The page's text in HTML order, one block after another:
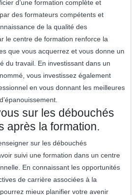
d’une formation complète et
des formateurs compétents et
de la qualité des
le centre de formation renforce la
que vous acquerrez et vous donne un
du travail. En investissant dans un
vous investissez également
en vous donnant les meilleures
sur les débouchés
après la formation.
sur les débouchés
suivi une formation dans un centre
En connaissant les opportunités
de carrière associées à la
mieux planifier votre avenir